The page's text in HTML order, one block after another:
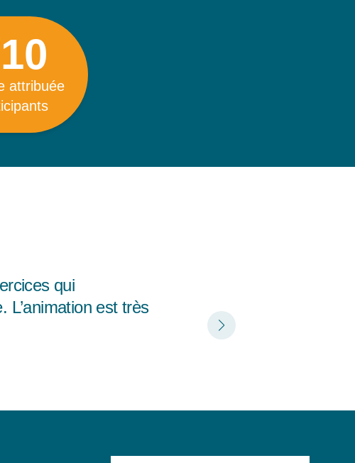
attribuée